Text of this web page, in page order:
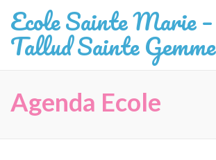
au
contenu
(Pressez
Ecole Sainte Marie –
Tallud Sainte Gemme
Agenda Ecole